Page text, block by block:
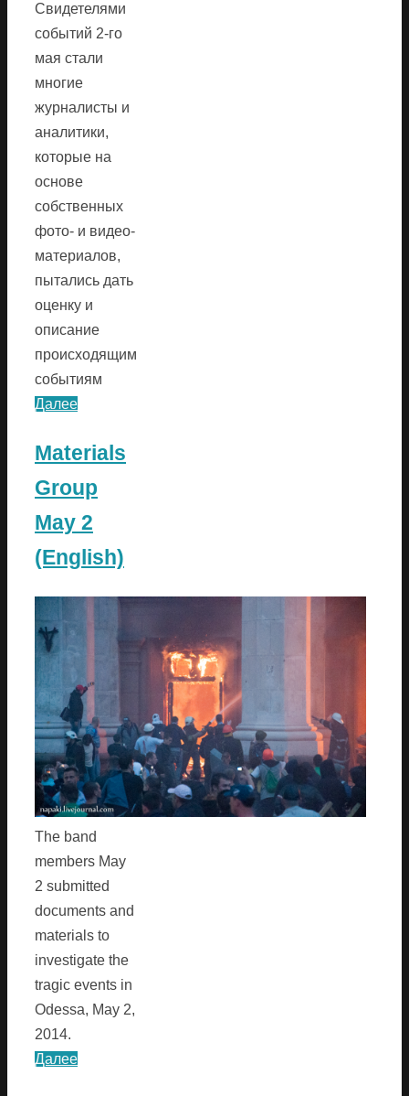
Свидетелями
событий 2-го
мая стали
многие
журналисты и
аналитики,
которые на
основе
собственных
фото- и видео-
материалов,
пытались дать
оценку и
описание
происходящим
событиям
Далее
Materials
Group
May 2
(English)
The band
members May
2 submitted
documents and
materials to
investigate the
tragic events in
Odessa, May 2,
2014.
Далее